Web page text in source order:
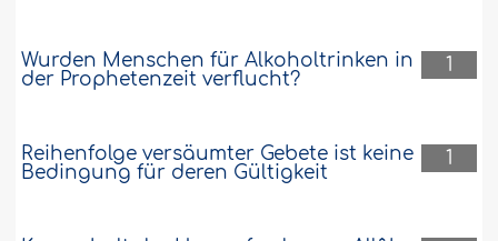
1
Wurden Menschen für Alkoholtrinken in
der Prophetenzeit verflucht?
1
Reihenfolge versäumter Gebete ist keine
Bedingung für deren Gültigkeit